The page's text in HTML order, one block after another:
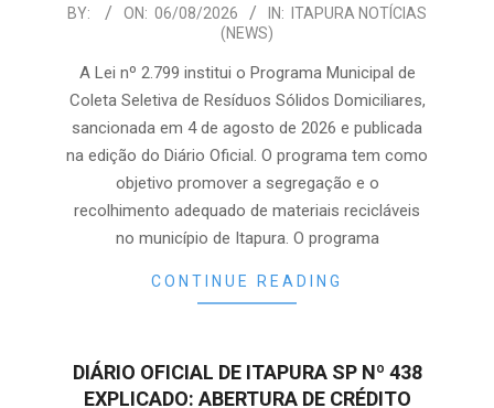
2026-
06
BY: ON: 06/08/2026 IN:
ITAPURA NOTÍCIAS
(NEWS)
A Lei nº 2.799 institui o Programa Municipal de
Coleta Seletiva de Resíduos Sólidos Domiciliares,
sancionada em 4 de agosto de 2026 e publicada
na edição do Diário Oficial. O programa tem como
objetivo promover a segregação e o
recolhimento adequado de materiais recicláveis
no município de Itapura. O programa
CONTINUE READING
DIÁRIO OFICIAL DE ITAPURA SP Nº 438
EXPLICADO: ABERTURA DE CRÉDITO